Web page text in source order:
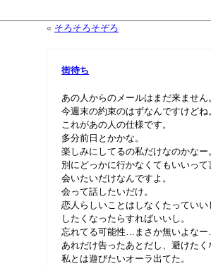
« そろそろそぞろ
街待ち
あの人からのメールはまだ来ません
今週末の約束のはずなんですけどね
これがあの人の仕様です。
多分前日とかかな。
楽しみにしてるの私だけなのかなー
別にどっかに行かなくてもいいって
会いたいだけなんですよ。
会って話したいだけ。
恋人らしいことはしなくたっていい
したくなったらすればいいし。
忘れてる可能性…まさか無いよなー
あれだけ告ったあとだし、避けたく
私とは遊びたいオーラ出てた。